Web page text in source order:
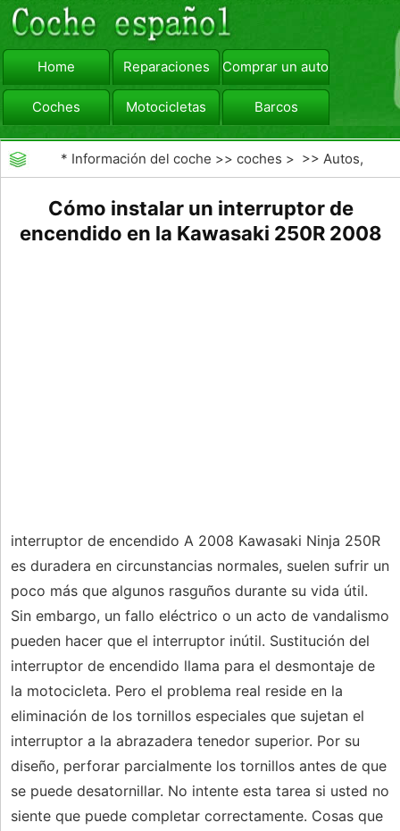
Home Reparaciones Comprar un automóvil
Coches Motocicletas Barcos
viajar Camiones
* Información del coche >>coches > >>Autos,
Cómo instalar un interruptor de
encendido en la Kawasaki 250R 2008
interruptor de encendido A 2008 Kawasaki Ninja 250R
es duradera en circunstancias normales, suelen sufrir un
poco más que algunos rasguños durante su vida útil.
Sin embargo, un fallo eléctrico o un acto de vandalismo
pueden hacer que el interruptor inútil. Sustitución del
interruptor de encendido llama para el desmontaje de
la motocicleta. Pero el problema real reside en la
eliminación de los tornillos especiales que sujetan el
interruptor a la abrazadera tenedor superior. Por su
diseño, perforar parcialmente los tornillos antes de que
se puede desatornillar. No intente esta tarea si usted no
siente que puede completar correctamente. Cosas que